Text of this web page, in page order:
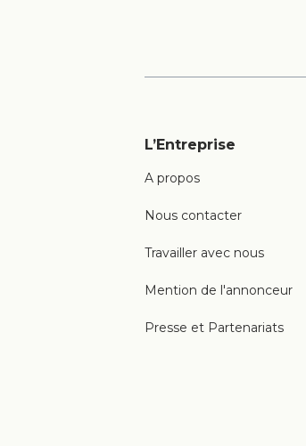
L’Entreprise
A propos
Nous contacter
Travailler avec nous
Mention de l'annonceur
Presse et Partenariats